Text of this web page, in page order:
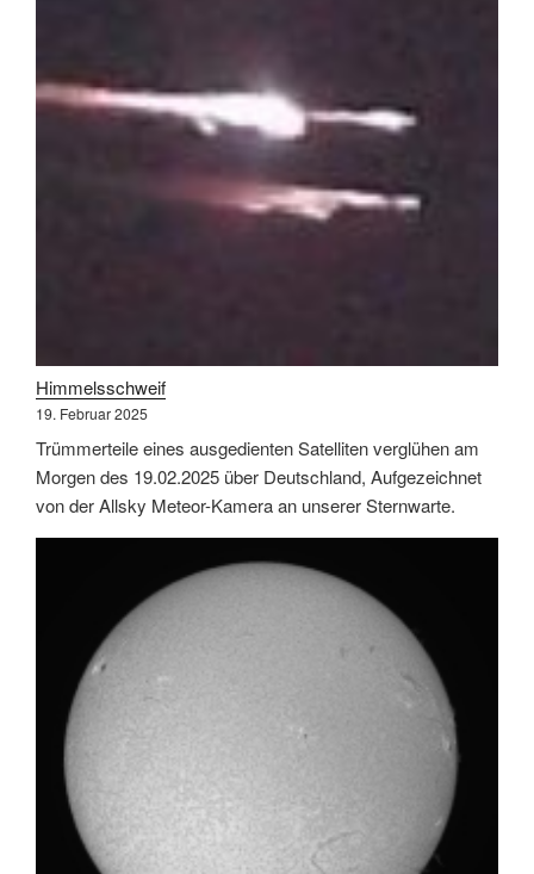
Himmelsschweif
19. Februar 2025
Trümmerteile eines ausgedienten Satelliten verglühen am
Morgen des 19.02.2025 über Deutschland, Aufgezeichnet
von der Allsky Meteor-Kamera an unserer Sternwarte.